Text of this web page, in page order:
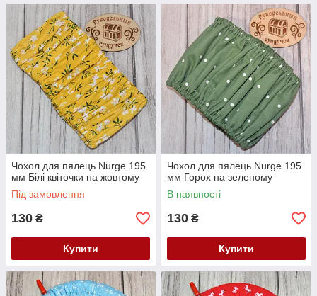
Чохол для пялець Nurge 195
мм Білі квіточки на жовтому
Під замовлення
130 ₴
Купити
Чохол для пялець Nurge 195
мм Горох на зеленому
В наявності
130 ₴
Купити